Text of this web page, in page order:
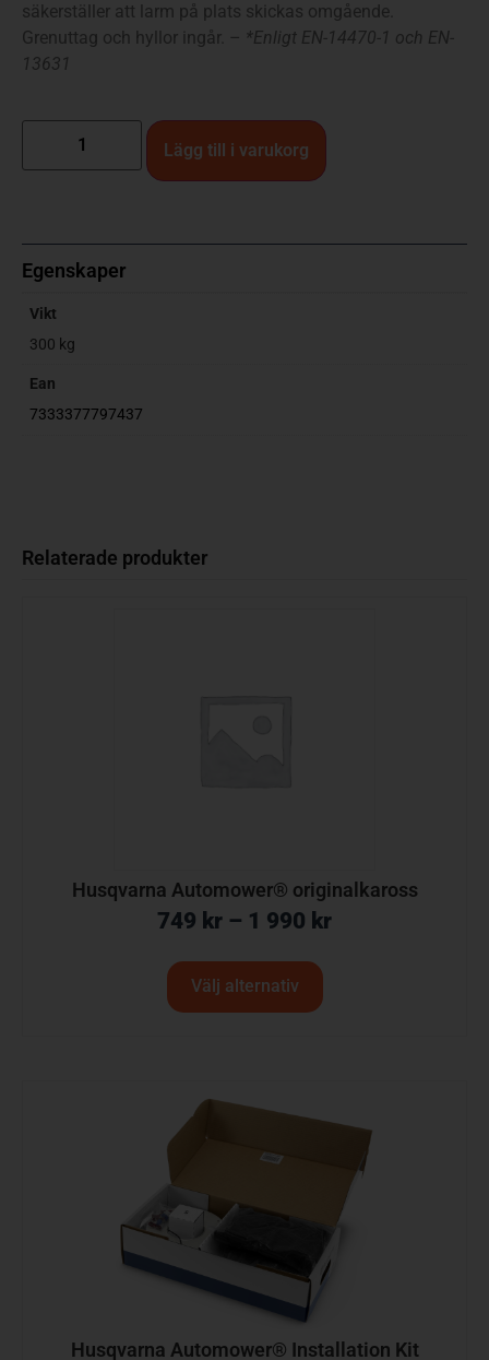
säkerställer att larm på plats skickas omgående.
Grenuttag och hyllor ingår. – *Enligt EN-14470-1 och EN-
13631
Lägg till i varukorg
Egenskaper
Vikt
300 kg
Ean
7333377797437
Relaterade produkter
Husqvarna Automower® originalkaross
749 kr – 1 990 kr
Välj alternativ
Husqvarna Automower® Installation Kit